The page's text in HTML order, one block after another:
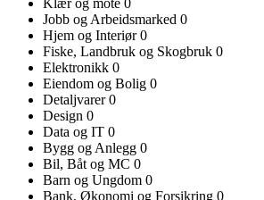
Jobb og Arbeidsmarked 0
Hjem og Interiør0
Fiske, Landbruk og Skogbruk 0
Elektronikk 0
Eiendom og Bolig 0
Detaljvarer0
Design 0
Data og IT 0
Bygg og Anlegg 0
Bil, Båt og MC 0
Barn og Ungdom 0
Bank, Økonomi og Forsikring 0